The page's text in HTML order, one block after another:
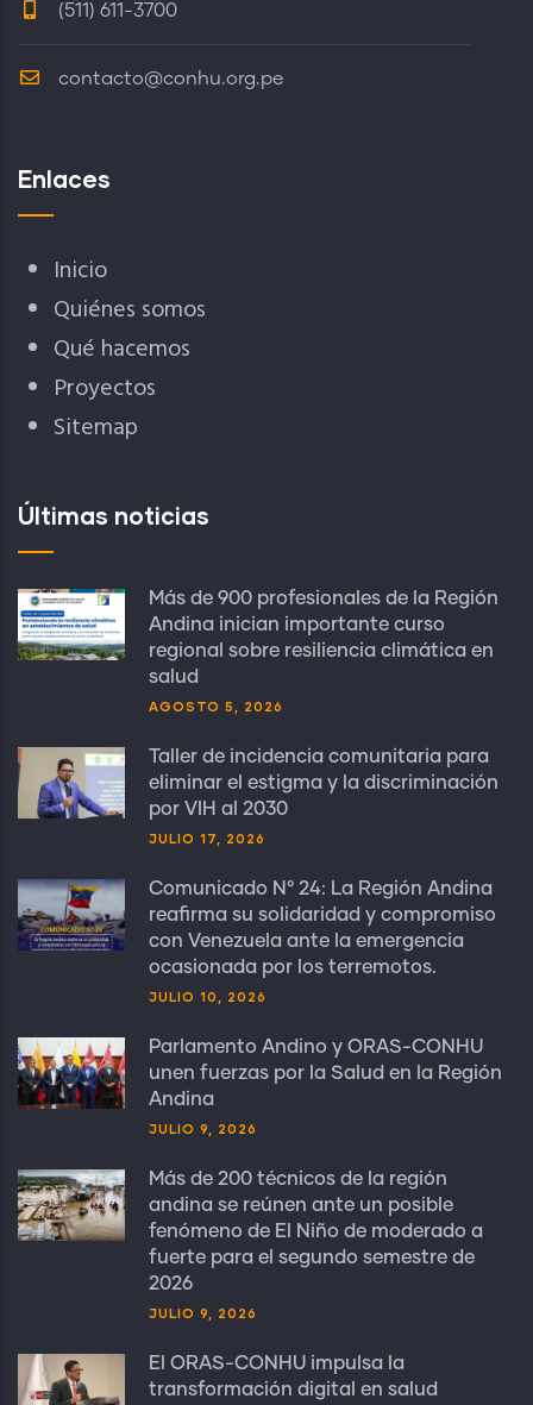
(511) 611-3700
contacto@conhu.org.pe
Enlaces
Inicio
Quiénes somos
Qué hacemos
Proyectos
Sitemap
Últimas noticias
Más de 900 profesionales de la Región
Andina inician importante curso
regional sobre resiliencia climática en
salud
AGOSTO 5, 2026
Taller de incidencia comunitaria para
eliminar el estigma y la discriminación
por VIH al 2030
JULIO 17, 2026
Comunicado N° 24: La Región Andina
reafirma su solidaridad y compromiso
con Venezuela ante la emergencia
ocasionada por los terremotos.
JULIO 10, 2026
Parlamento Andino y ORAS-CONHU
unen fuerzas por la Salud en la Región
Andina
JULIO 9, 2026
Más de 200 técnicos de la región
andina se reúnen ante un posible
fenómeno de El Niño de moderado a
fuerte para el segundo semestre de
2026
JULIO 9, 2026
El ORAS-CONHU impulsa la
transformación digital en salud